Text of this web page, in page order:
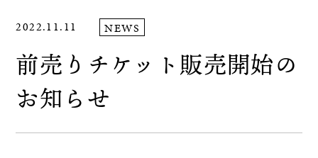
2022.11.11 NEWS
前売りチケット販売開始の
お知らせ